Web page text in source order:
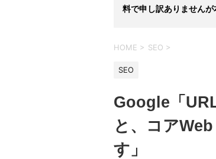
料で申し訳ありませんが
HOME > SEO >
SEO
Google「
と、コア
す」